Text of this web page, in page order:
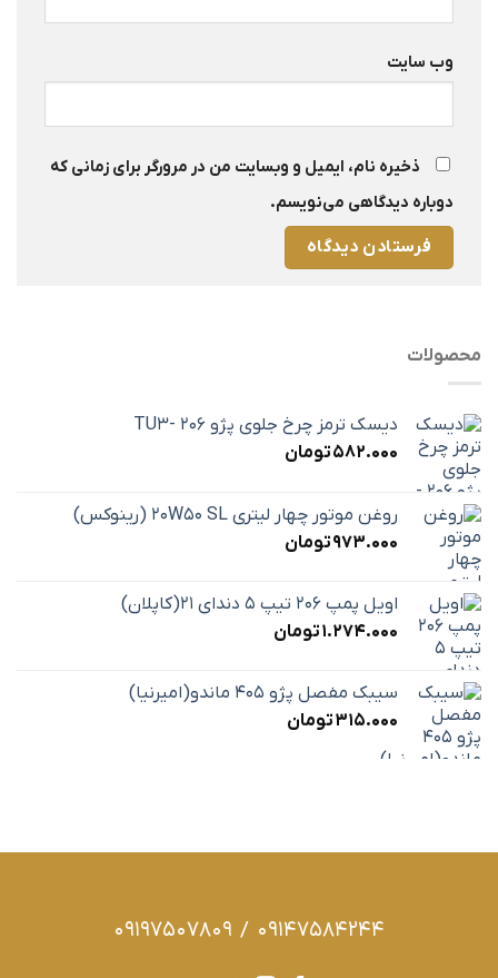
وب‌ سایت
ذخیره نام، ایمیل و وبسایت من در مرورگر برای زمانی که
دوباره دیدگاهی می‌نویسم.
محصولات
دیسک ترمز چرخ جلوی پژو 206 -TU3
582.000تومان
روغن موتور چهار لیتری 20W50 SL (رینوکس)
973.000تومان
اویل پمپ 206 تیپ 5 دندای 21(کاپلان)
1.274.000تومان
سیبک مفصل پژو 405 ماندو(امیرنیا)
315.000تومان
09147584244
/
09197507809